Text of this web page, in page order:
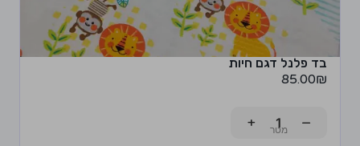
בד פלנל דגם חיות
85.00₪
−
+